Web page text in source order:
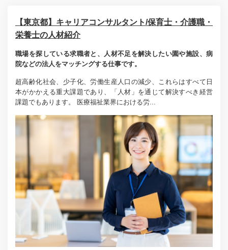
【東京都】キャリアコンサルタント/保育士・介護職・
栄養士の人材紹介
職場を探している求職者と、人材不足を解決したい園や施設、病
院などの法人をマッチングする仕事です。
超高齢化社会、少子化、労働生産人口の減少、これらはすべて日
本がかかえる重大課題であり、「人材」を通じて解決すべき経営
課題でもあります。 医療福祉業界における労...